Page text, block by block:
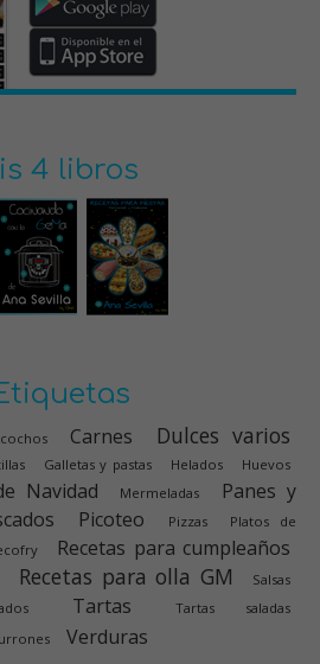
4 libros
Carnes Dulces varios
Galletas y pastas Helados Huevos
Navidad Mermeladas
Panes y
Picoteo Pizzas
Platos de
Recetas para cumpleaños
Recetas para olla GM
Salsas
Tartas Tartas saladas
Verduras